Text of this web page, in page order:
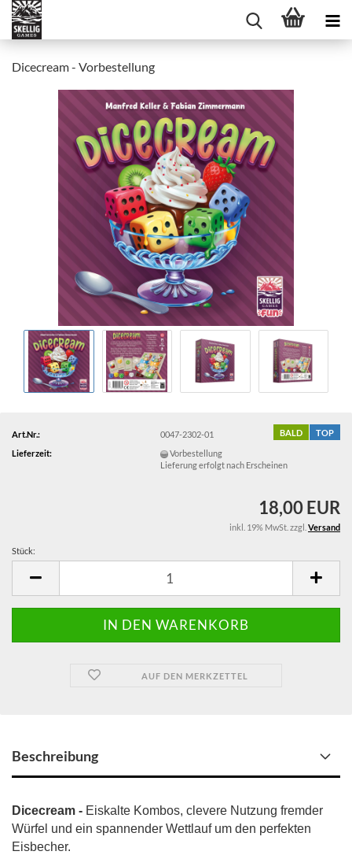
Dicecream - Vorbestellung
BALD TOP
Art.Nr.:
0047-2302-01
Lieferzeit:
Vorbestellung
Lieferung erfolgt nach Erscheinen
18,00 EUR
inkl. 19% MwSt. zzgl. Versand
Stück:
AUF DEN MERKZETTEL
Beschreibung
Dicecream - Eiskalte Kombos, clevere Nutzung fremder
Würfel und ein spannender Wettlauf um den perfekten
Eisbecher.